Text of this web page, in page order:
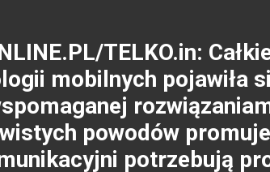
TELKO.in:
mobilnych pojawiła
powodów
potrzebują